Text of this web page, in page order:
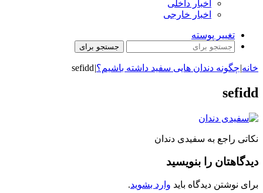
اخبار داخلی
اخبار خارجی
تغییر پوسته
جستجو برای
خانه|چگونه دندان هایی سفید داشته باشیم؟|
sefidd
sefidd
نکاتی راجع به سفیدی دندان
دیدگاهتان را بنویسید
برای نوشتن دیدگاه باید وارد بشوید.